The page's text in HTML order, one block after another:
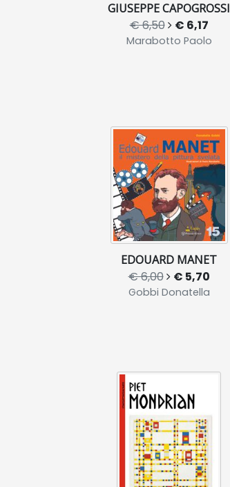
GIUSEPPE CAPOGROSSI
€ 6,50 € 6,17
Marabotto Paolo
EDOUARD MANET
€ 6,00 € 5,70
Gobbi Donatella